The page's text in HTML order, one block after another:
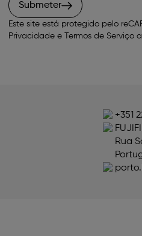
Submeter
Este site está protegido pelo
Privacidade e Termos de Serviço
+351
Rua